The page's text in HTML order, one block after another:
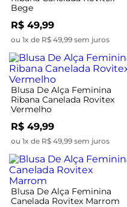
Bege
R$ 49,99
ou 1x de R$ 49,99 sem juros
Blusa De Alça Feminina
Ribana Canelada Rovitex
Vermelho
R$ 49,99
ou 1x de R$ 49,99 sem juros
Blusa De Alça Feminina
Canelada Rovitex Marrom